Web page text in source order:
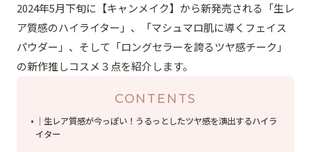
2024年5月下旬に【キャンメイク】から新発売される「生レ
ア質感のハイライター」、「マシュマロ肌に導くフェイス
パウダー」、そして「ロングセラーを誇るツヤ感チーク」
の新作推しコスメ３点を紹介します。
CONTENTS
｜生レア質感が今っぽい！うるっとしたツヤ感を演出するハイラ
イター